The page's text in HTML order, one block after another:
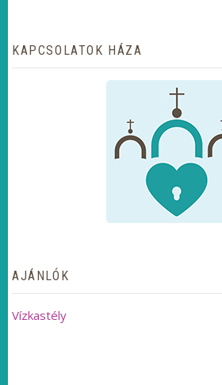
KAPCSOLATOK HÁZA
AJÁNLÓK
Vízkastély